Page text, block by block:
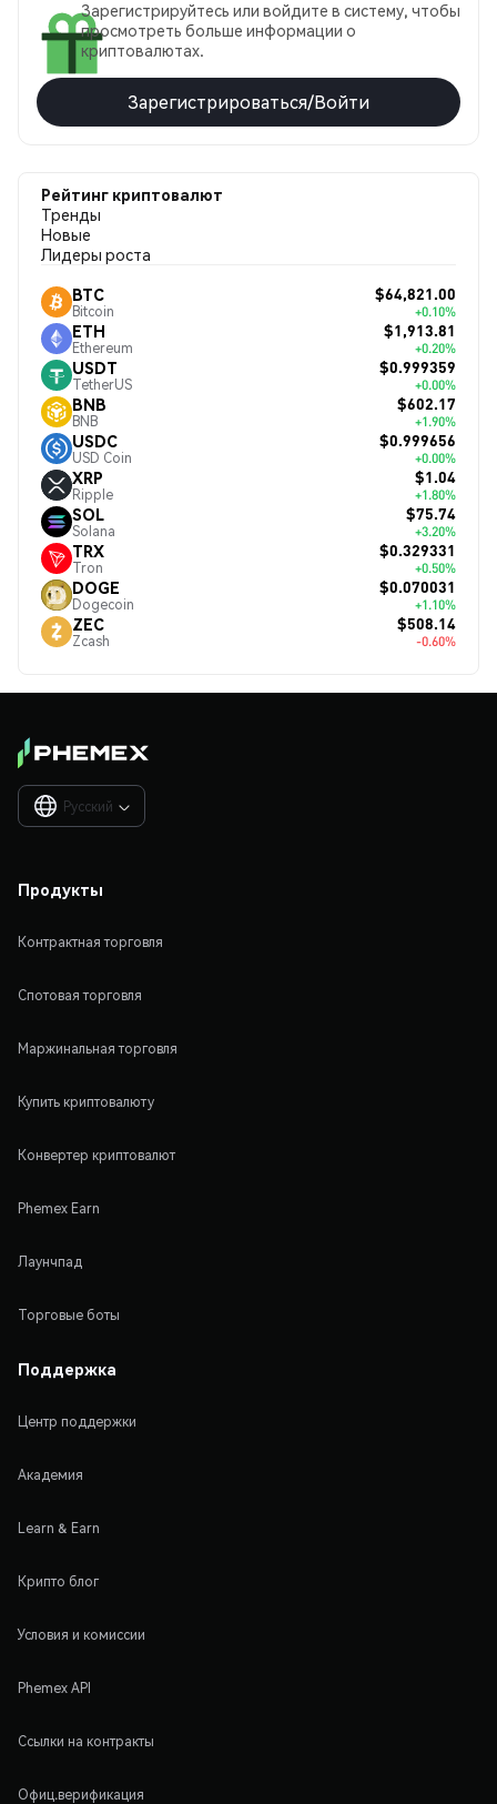
Зарегистрируйтесь или войдите в систему, чтобы
просмотреть больше информации о
криптовалютах.
Зарегистрироваться/Войти
Рейтинг криптовалют
Тренды
Новые
Лидеры роста
BTC
Bitcoin
$64,821.00
+0.10%
ETH
Ethereum
$1,913.81
+0.20%
USDT
TetherUS
$0.999359
+0.00%
BNB
BNB
$602.17
+1.90%
USDC
USD Coin
$0.999656
+0.00%
XRP
Ripple
$1.04
+1.80%
SOL
Solana
$75.74
+3.20%
TRX
Tron
$0.329331
+0.50%
DOGE
Dogecoin
$0.070031
+1.10%
ZEC
Zcash
$508.14
-0.60%
Русский 
Продукты
Контрактная торговля
Спотовая торговля
Маржинальная торговля
Купить криптовалюту
Конвертер криптовалют
Phemex Earn
Лаунчпад
Торговые боты
Поддержка
Центр поддержки
Академия
Learn & Earn
Крипто блог
Условия и комиссии
Phemex API
Ссылки на контракты
Офиц.верификация